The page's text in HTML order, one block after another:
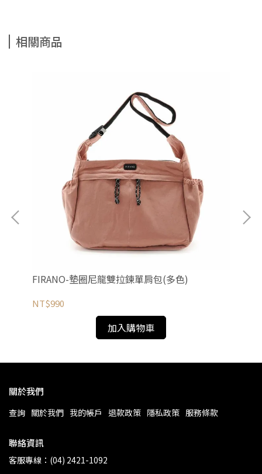
相關商品
FIRANO-墊圈尼龍雙拉鍊單肩包(多色)
NT$990
加入購物車
關於我們
查詢 關於我們 我的帳戶 退款政策 隱私政策 服務條款
聯絡資訊
客服專線：(04) 2421-1092